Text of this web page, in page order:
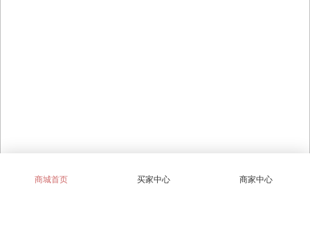
商城首页 买家中心 商家中心